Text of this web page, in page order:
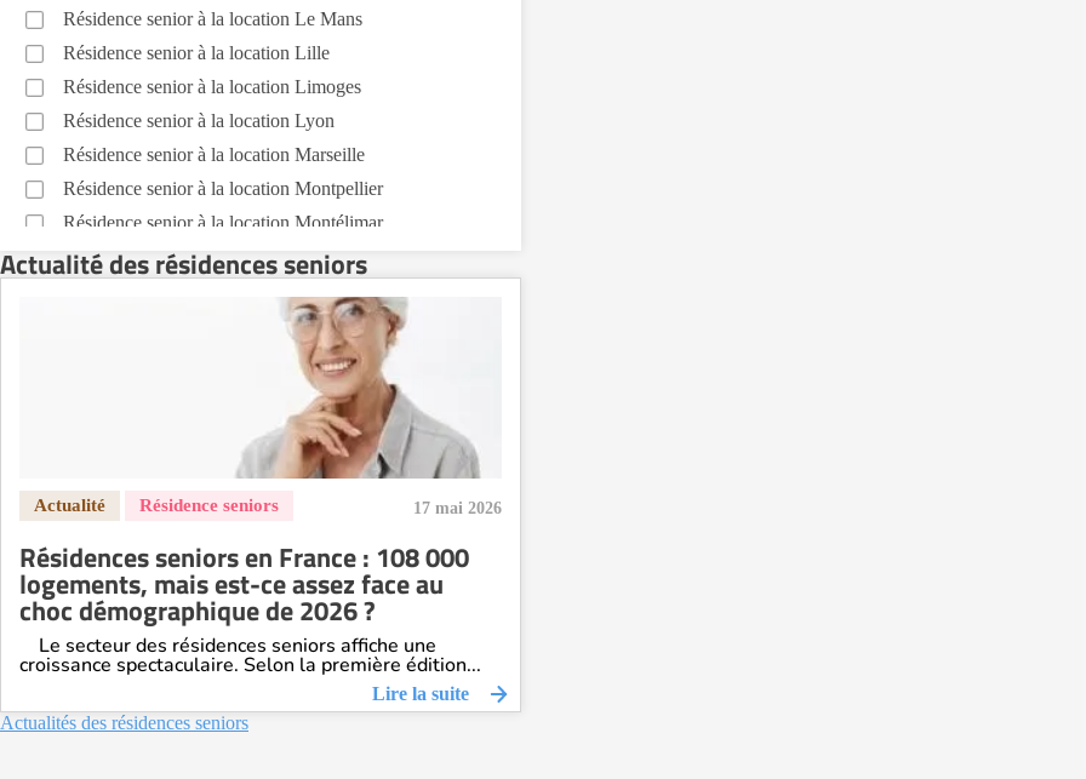
Résidence senior à la location Le Mans
Résidence senior à la location Lille
Résidence senior à la location Limoges
Résidence senior à la location Lyon
Résidence senior à la location Marseille
Résidence senior à la location Montpellier
Résidence senior à la location Montélimar
Résidence senior à la location Nantes
Résidence senior à la location Orléans
Résidence senior à la location Perpignan
Résidence senior à la location Reims
Résidence senior à la location Rennes
Résidence senior à la location Strasbourg
Résidence senior à la location Toulouse
Recherche par ville
Actualité des résidences seniors
17 mai 2026
Résidences seniors en France : 108 000
logements, mais est-ce assez face au
choc démographique de 2026 ?
Le secteur des résidences seniors affiche une
croissance spectaculaire. Selon la première édition...
Lire la suite
Actualités des résidences seniors